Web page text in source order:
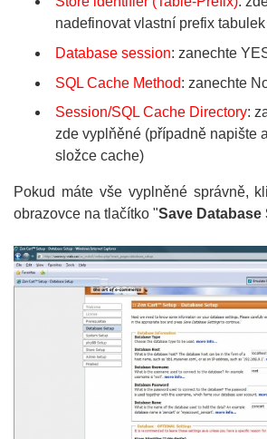
nadefinovat vlastní prefix tabulek
Database session: zanechte
SQL Cache Method: zanechte
Session/SQL Cache Directory:
zde vyplňěné (případně napište
složce cache)
Pokud máte vše vyplněné správně,
obrazovce na tlačítko "Save Database